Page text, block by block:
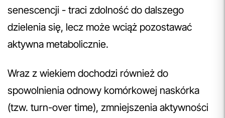
senescencji - traci zdolność do dalszego
dzielenia się, lecz może wciąż pozostawać
aktywna metabolicznie.
Wraz z wiekiem dochodzi również do
spowolnienia odnowy komórkowej naskórka
(tzw. turn-over time), zmniejszenia aktywności